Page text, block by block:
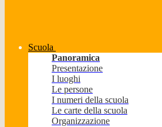
Scuola
Panoramica
Presentazione
I luoghi
Le persone
I numeri della scuola
Le carte della scuola
Organizzazione